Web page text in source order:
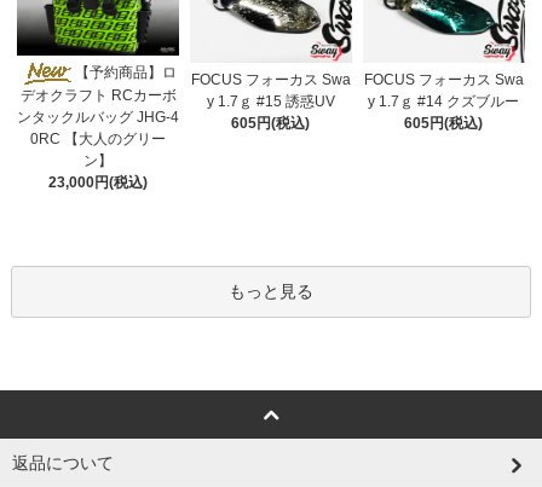
【予約商品】ロ
デオクラフト RCカーボ
ンタックルバッグ JHG-4
0RC 【大人のグリー
ン】
23,000円(税込)
FOCUS フォーカス Swa
y 1.7ｇ #15 誘惑UV
605円(税込)
FOCUS フォーカス Swa
y 1.7ｇ #14 クズブルー
605円(税込)
もっと見る
返品について